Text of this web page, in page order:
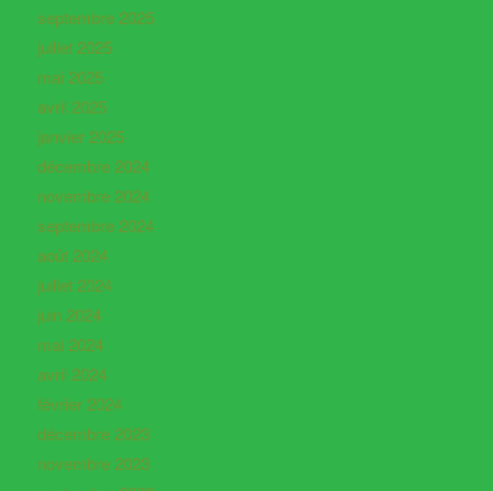
septembre 2025
juillet 2025
mai 2025
avril 2025
janvier 2025
décembre 2024
novembre 2024
septembre 2024
août 2024
juillet 2024
juin 2024
mai 2024
avril 2024
février 2024
décembre 2023
novembre 2023